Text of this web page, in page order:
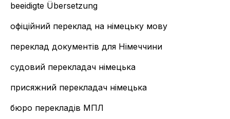
beeidigte Übersetzung
офіційний переклад на німецьку мову
переклад документів для Німеччини
судовий перекладач німецька
присяжний перекладач німецька
бюро перекладів МПЛ